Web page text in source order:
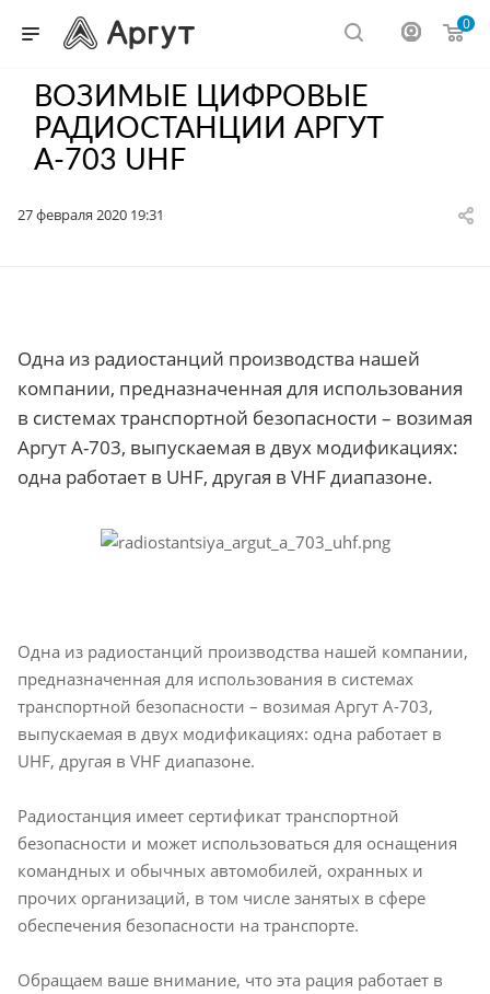
0
ВОЗИМЫЕ ЦИФРОВЫЕ
РАДИОСТАНЦИИ АРГУТ
А-703 UHF
27 февраля 2020 19:31
Одна из радиостанций производства нашей
компании, предназначенная для использования
в системах транспортной безопасности – возимая
Аргут А-703, выпускаемая в двух модификациях:
одна работает в UHF, другая в VHF диапазоне.
Одна из радиостанций производства нашей компании,
предназначенная для использования в системах
транспортной безопасности – возимая Аргут А-703,
выпускаемая в двух модификациях: одна работает в
UHF, другая в VHF диапазоне.
Радиостанция имеет сертификат транспортной
безопасности и может использоваться для оснащения
командных и обычных автомобилей, охранных и
прочих организаций, в том числе занятых в сфере
обеспечения безопасности на транспорте.
Обращаем ваше внимание, что эта рация работает в